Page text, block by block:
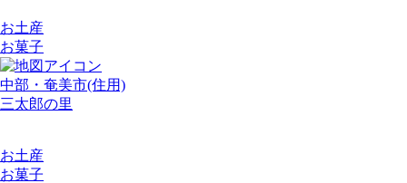
お土産
お菓子
中部・奄美市(住用)
三太郎の里
お土産
お菓子